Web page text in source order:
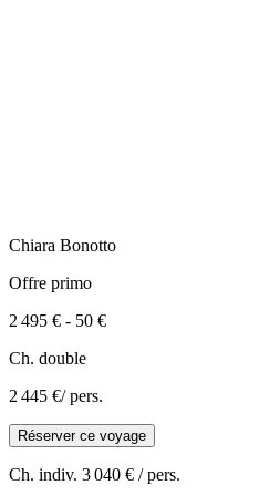
Chiara Bonotto
Offre primo
2 495 € - 50 €
Ch. double
2 445 €/ pers.
Réserver ce voyage
Ch. indiv. 3 040 € / pers.